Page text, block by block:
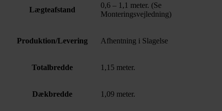
Lægteafstand
0,6 – 1,1 meter. (Se
Monteringsvejledning)
Produktion/Levering Afhentning i Slagelse
Totalbredde 1,15 meter.
Dækbredde 1,09 meter.